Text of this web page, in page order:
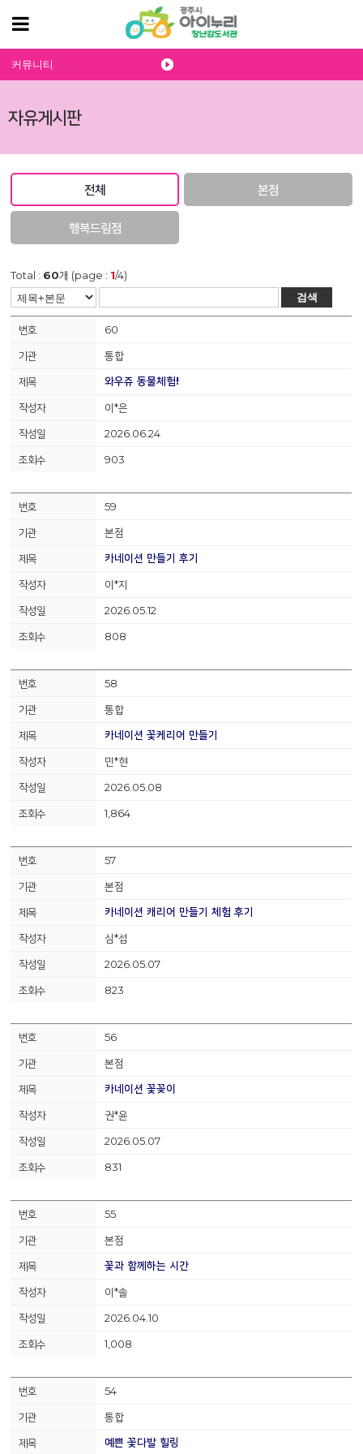
자유게시판
커뮤니티
전체 본점
행복드림점
Total : 60개 (page : 1/4)
검색
60
통합
와우쥬 동물체험!
이*은
2026.06.24
903
59
본점
카네이션 만들기 후기
이*지
2026.05.12
808
58
통합
카네이션 꽃케리어 만들기
민*현
2026.05.08
1,864
57
본점
카네이션 캐리어 만들기 체험 후기
심*섭
2026.05.07
823
56
본점
카네이션 꽃꽂이
권*윤
2026.05.07
831
55
본점
꽃과 함께하는 시간
이*솔
2026.04.10
1,008
54
통합
예쁜 꽃다발 힐링